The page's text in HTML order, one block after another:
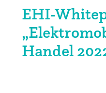
EHI-
Handel
Weiterbildung
Marktmacher
Inventurdifferenzen +
KI + Robotics
EHI LAB
Mitglieder